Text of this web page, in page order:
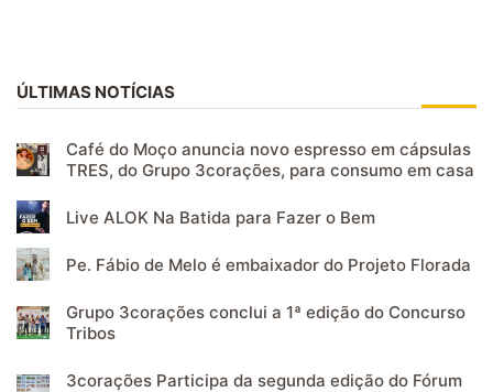
ÚLTIMAS NOTÍCIAS
Café do Moço anuncia novo espresso em cápsulas
TRES, do Grupo 3corações, para consumo em casa
Live ALOK Na Batida para Fazer o Bem
Pe. Fábio de Melo é embaixador do Projeto Florada
Grupo 3corações conclui a 1ª edição do Concurso
Tribos
3corações Participa da segunda edição do Fórum